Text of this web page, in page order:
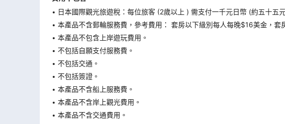
日本國際觀光旅遊稅：每位旅客 (2歲以上 ) 需支付一千元日幣 (約五十五
本產品不含郵輪服務費，參考費用： 套房以下級別每人每晚$16美金，
本產品不包含上岸遊玩費用。
不包括自願支付服務費。
不包括交通。
不包括簽證。
本產品不含船上服務費。
本產品不含岸上觀光費用。
本產品不含交通費用。